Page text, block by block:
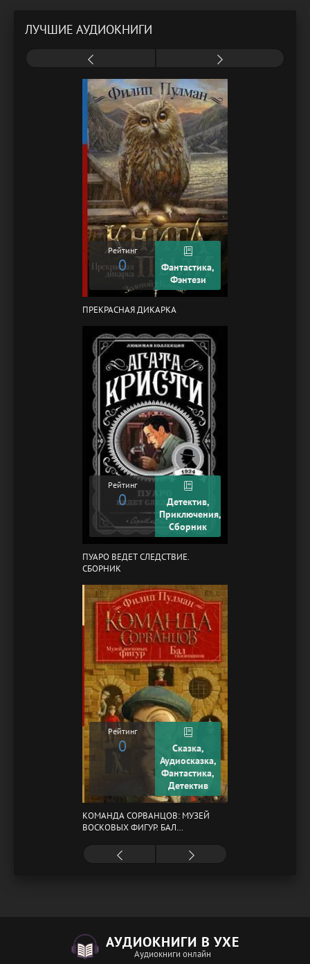
ЛУЧШИЕ АУДИОКНИГИ
Рейтинг
0
Фантастика,
Фэнтези
ПРЕКРАСНАЯ ДИКАРКА
Рейтинг
0
Детектив,
Приключения,
Сборник
ПУАРО ВЕДЕТ СЛЕДСТВИЕ.
СБОРНИК
Рейтинг
0
Сказка,
Аудиосказка,
Фантастика,
Детектив
КОМАНДА СОРВАНЦОВ: МУЗЕЙ
ВОСКОВЫХ ФИГУР. БАЛ
АУДИОКНИГИ В УХЕ
Аудиокниги онлайн